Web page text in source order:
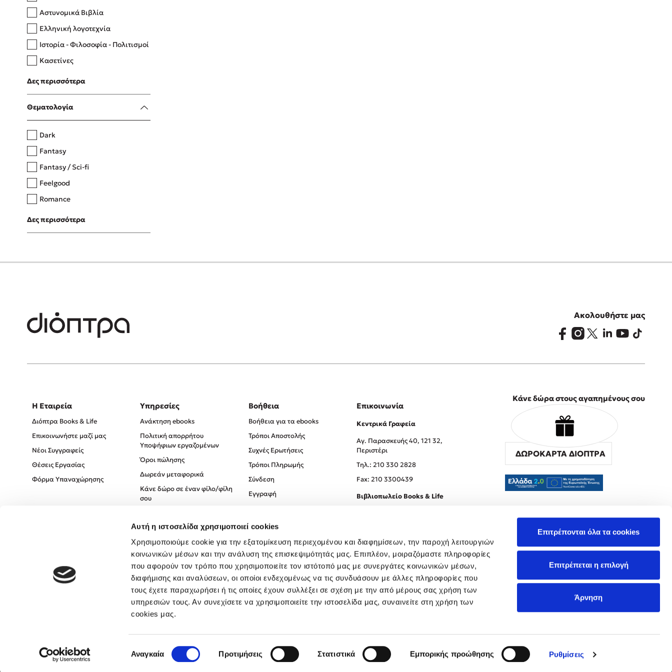
Αυτή η ιστοσελίδα χρησιμοποιεί cookies
Χρησιμοποιούμε cookie για την εξατομίκευση περιεχομένου και διαφημίσεων, την παροχή λειτουργιών
κοινωνικών μέσων και την ανάλυση της επισκεψιμότητάς μας. Επιπλέον, μοιραζόμαστε πληροφορίες
που αφορούν τον τρόπο που χρησιμοποιείτε τον ιστότοπό μας με συνεργάτες κοινωνικών μέσων,
διαφήμισης και αναλύσεων, οι οποίοι ενδεχομένως να τις συνδυάσουν με άλλες πληροφορίες που
τους έχετε παραχωρήσει ή τις οποίες έχουν συλλέξει σε σχέση με την από μέρους σας χρήση των
υπηρεσιών τους. Αν συνεχίσετε να χρησιμοποιείτε την ιστοσελίδα μας, συναινείτε στη χρήση των
cookies μας.
συγκατάθεσης
Αναγκαία Προτιμήσεις Στατιστικά Εμπορικής προώθησης Ρυθμίσεις
Επιτρέπονται όλα τα cookies
Επιτρέπεται η επιλογή
Άρνηση
Δανάη Δεληγεώργη
Πάνω, κάτω, μπροστά, πίσω
Η μέθοδος Αφήστε τους
Αστυνομικά Βιβλία
Ελληνική λογοτεχνία
Ιστορία - Φιλοσοφία - Πολιτισμοί
Κασετίνες
Λευκώματα - Έγχρωμοι οδηγοί
Μαγειρική
Δες περισσότερα
Θεματολογία
Dark
Fantasy
Fantasy / Sci-fi
Feelgood
Romance
Upmarket
Young Adult
Δες περισσότερα
Ακολουθήστε μας
Η Εταιρεία
Διόπτρα Books & Life
Επικοινωνήστε μαζί μας
Νέοι Συγγραφείς
Θέσεις Εργασίας
Φόρμα Υπαναχώρησης
Υπηρεσίες
Ανάκτηση ebooks
Πολιτική απορρήτου
Υποψήφιων εργαζομένων
Όροι πώλησης
Δωρεάν μεταφορικά
Κάνε δώρο σε έναν φίλο/φίλη
σου
Πολιτική Απορρήτου
Όροι χρήσης
Βοήθεια
Βοήθεια για τα ebooks
Τρόποι Αποστολής
Συχνές Ερωτήσεις
Τρόποι Πληρωμής
Σύνδεση
Εγγραφή
Επικοινωνία
Κεντρικά Γραφεία
Αγ. Παρασκευής 40, 121 32,
Περιστέρι
Tηλ.: 210 330 2828
Fax: 210 3300439
Βιβλιοπωλείο Books & Life
Κάνε δώρα στους αγαπημένους σου
ΔΩΡΟΚΑΡΤΑ ΔΙΟΠΤΡΑ
Created by Powered by